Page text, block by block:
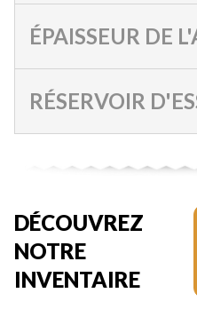
ÉPAISSEUR DE
RÉSERVOIR
DÉCOUVREZ
NOTRE
INVENTAIRE